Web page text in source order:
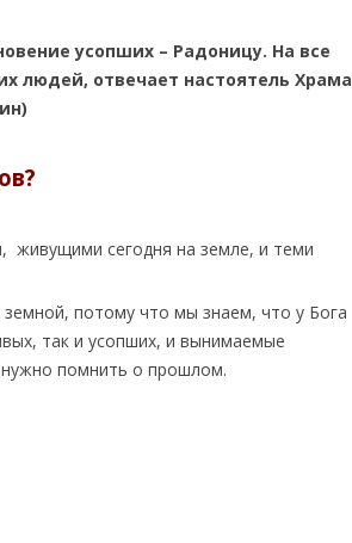
усопших – Радоницу. На все
людей, отвечает настоятель Храма
живущими сегодня на земле, и теми
потому что мы знаем, что у Бога
так и усопших, и вынимаемые
помнить о прошлом.